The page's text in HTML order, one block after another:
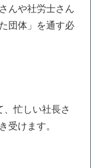
んや社労士さん
団体」を通す必
、忙しい社長さ
受けます。